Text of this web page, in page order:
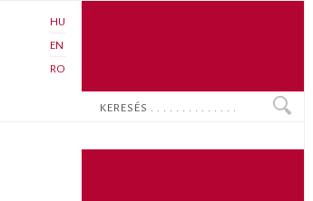
HU
EN
RO
Keresés